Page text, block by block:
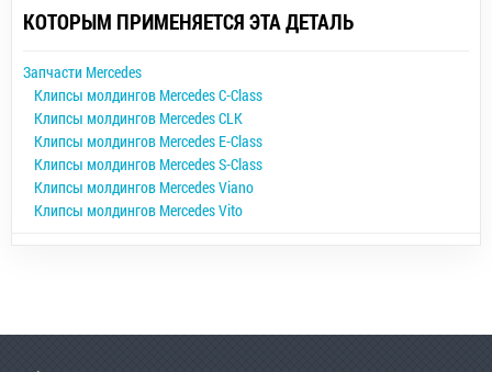
КОТОРЫМ ПРИМЕНЯЕТСЯ ЭТА ДЕТАЛЬ
Запчасти Mercedes
Клипсы молдингов Mercedes C-Class
Клипсы молдингов Mercedes CLK
Клипсы молдингов Mercedes E-Class
Клипсы молдингов Mercedes S-Class
Клипсы молдингов Mercedes Viano
Клипсы молдингов Mercedes Vito